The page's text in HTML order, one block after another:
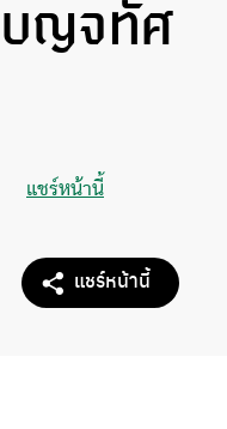
บญจทัศ
แชร์หน้านี้
แชร์หน้านี้